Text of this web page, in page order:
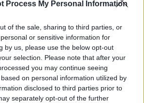
Process My Personal Information
of the sale, sharing to third parties, or
or sensitive information for
by us, please use the below opt-out
selection. Please note that after your
you may continue seeing
on personal information utilized by
disclosed to third parties prior to
separately opt-out of the further